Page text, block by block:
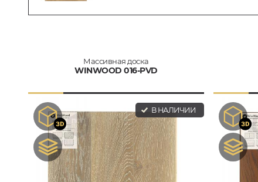
Массивная доска
WINWOOD 016-PVD
В НАЛИЧИИ